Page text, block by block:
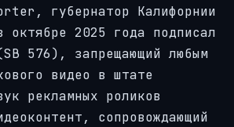
губернатор Калифорнии
октябре 2025 года подписал
576), запрещающий любым
видео в штате
рекламных роликов
сопровождающий